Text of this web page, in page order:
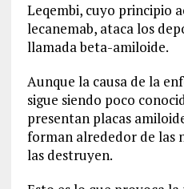
Leqembi, cuyo principio
lecanemab, ataca los
llamada beta-amiloide.
Aunque la causa de la
sigue siendo poco
presentan placas
forman alrededor de las
las destruyen.